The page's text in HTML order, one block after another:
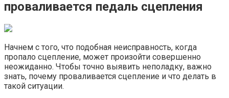
проваливается педаль сцепления
Начнем с того, что подобная неисправность, когда
пропало сцепление, может произойти совершенно
неожиданно. Чтобы точно выявить неполадку, важно
знать, почему проваливается сцепление и что делать в
такой ситуации.